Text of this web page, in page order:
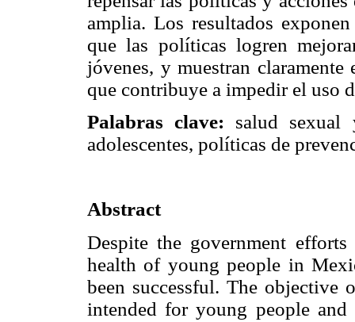
amplia. Los resultados
que las políticas logren
jóvenes, y muestran
que contribuye a impedir el uso
Palabras clave: salud sexual
adolescentes, políticas de
Abstract
Despite the government
health of young people in
been successful. The
intended for young people